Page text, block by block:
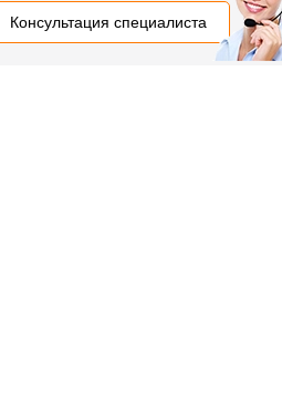
Консультация специалиста